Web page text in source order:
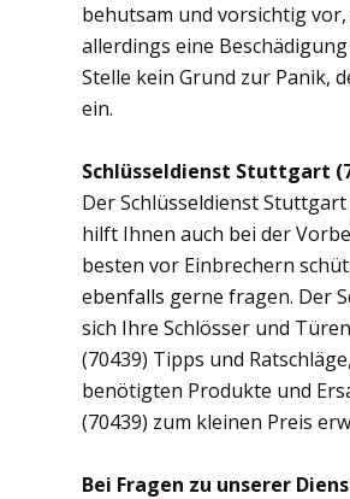
behutsam und vorsichtig
allerdings eine
Stelle kein Grund zur Panik,
ein.
Schlüsseldienst Stuttgart
Der Schlüsseldienst
hilft Ihnen auch bei der
besten vor Einbrechern
ebenfalls gerne fragen. Der
sich Ihre Schlösser und
(70439) Tipps und
benötigten Produkte und
(70439) zum kleinen Preis
Bei Fragen zu unserer